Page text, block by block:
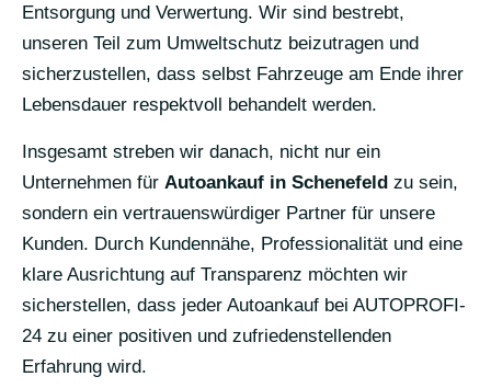
Entsorgung und Verwertung. Wir sind bestrebt,
unseren Teil zum Umweltschutz beizutragen und
sicherzustellen, dass selbst Fahrzeuge am Ende ihrer
Lebensdauer respektvoll behandelt werden.
Insgesamt streben wir danach, nicht nur ein
Unternehmen für Autoankauf in Schenefeld zu sein,
sondern ein vertrauenswürdiger Partner für unsere
Kunden. Durch Kundennähe, Professionalität und eine
klare Ausrichtung auf Transparenz möchten wir
sicherstellen, dass jeder Autoankauf bei AUTOPROFI-
24 zu einer positiven und zufriedenstellenden
Erfahrung wird.